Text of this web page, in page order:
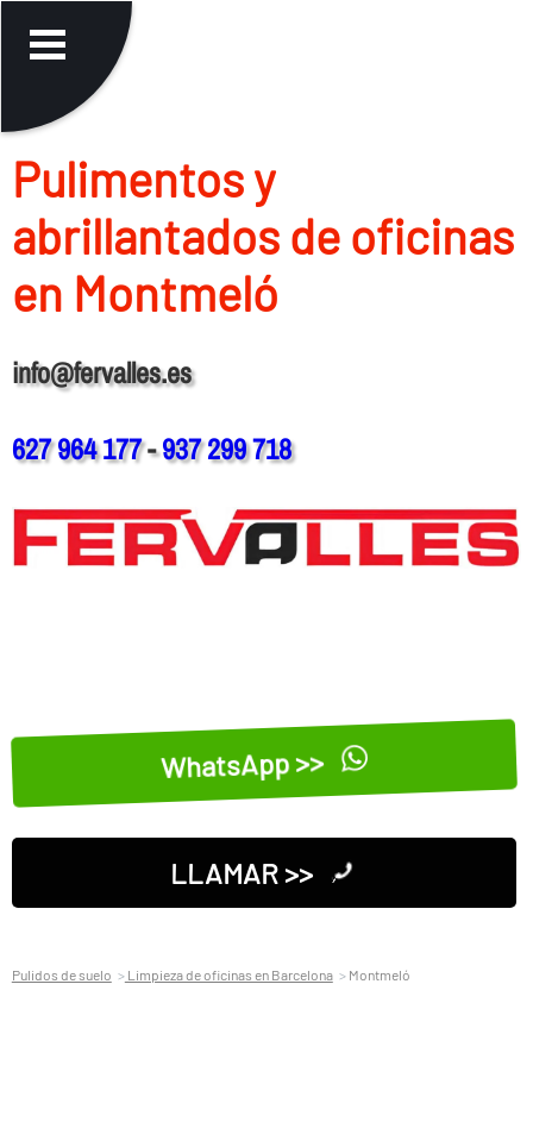
Pulimentos y
abrillantados de oficinas
en Montmeló
info@fervalles.es
627 964 177-937 299 718
WhatsApp >>
LLAMAR >>
Pulidos de suelo Limpieza de oficinas en Barcelona Montmeló